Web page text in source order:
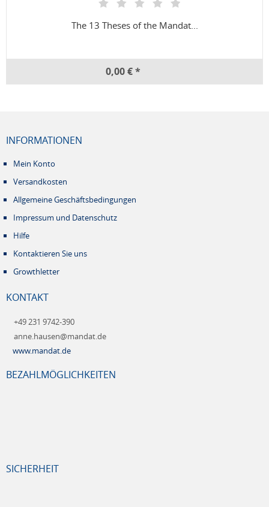
The 13 Theses of the Mandat...
0,00 € *
INFORMATIONEN
Mein Konto
Versandkosten
Allgemeine Geschäftsbedingungen
Impressum und Datenschutz
Hilfe
Kontaktieren Sie uns
Growthletter
KONTAKT
+49 231 9742-390
anne.hausen@mandat.de
www.mandat.de
BEZAHLMÖGLICHKEITEN
SICHERHEIT